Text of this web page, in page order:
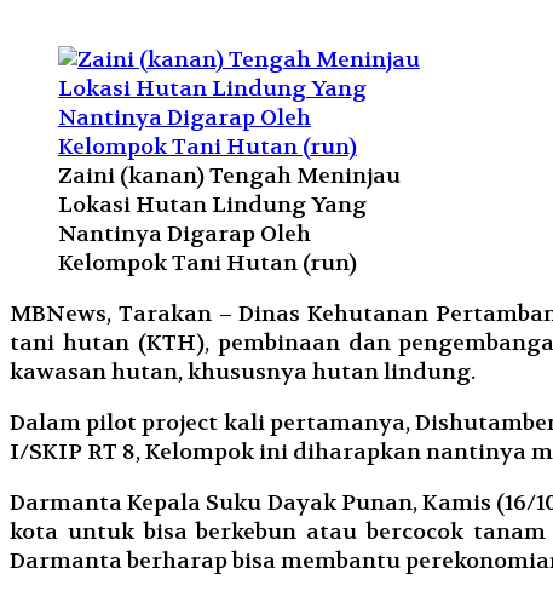
Zaini (kanan) Tengah Meninjau
Lokasi Hutan Lindung Yang
Nantinya Digarap Oleh
Kelompok Tani Hutan (run)
MBNews, Tarakan – Dinas Kehutanan
tani hutan (KTH), pembinaan dan
kawasan hutan, khususnya hutan lindung.
Dalam pilot project kali pertamanya,
I/SKIP RT 8, Kelompok ini diharapkan nantinya
Darmanta Kepala Suku Dayak Punan, Kamis
kota untuk bisa berkebun atau bercocok
Darmanta berharap bisa membantu